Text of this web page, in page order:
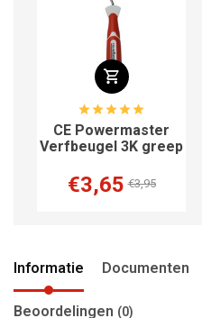
CE Powermaster
Verfbeugel 3K greep
€3,65 €3,95
Informatie Documenten
Beoordelingen (0)